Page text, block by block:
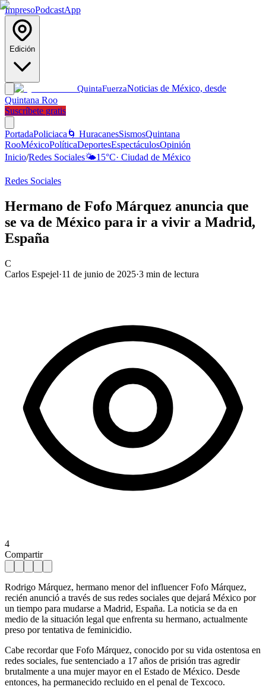
ImpresoPodcastApp
Edición
QuintaFuerzaNoticias de México, desde
Quintana Roo
Suscríbete gratis
PortadaPoliciaca 🌀 HuracanesSismosQuintana
RooMéxicoPolíticaDeportesEspectáculosOpinión
Inicio/Redes Sociales🌤️15°C· Ciudad de México
Redes Sociales
Hermano de Fofo Márquez anuncia que
se va de México para ir a vivir a Madrid,
España
C
Carlos Espejel·11 de junio de 2025·3 min de lectura
4
Compartir
Rodrigo Márquez, hermano menor del influencer Fofo Márquez,
recién anunció a través de sus redes sociales que dejará México por
un tiempo para mudarse a Madrid, España. La noticia se da en
medio de la situación legal que enfrenta su hermano, actualmente
preso por tentativa de feminicidio.
Cabe recordar que Fofo Márquez, conocido por su vida ostentosa en
redes sociales, fue sentenciado a 17 años de prisión tras agredir
brutalmente a una mujer mayor en el Estado de México. Desde
entonces, ha permanecido recluido en el penal de Texcoco.